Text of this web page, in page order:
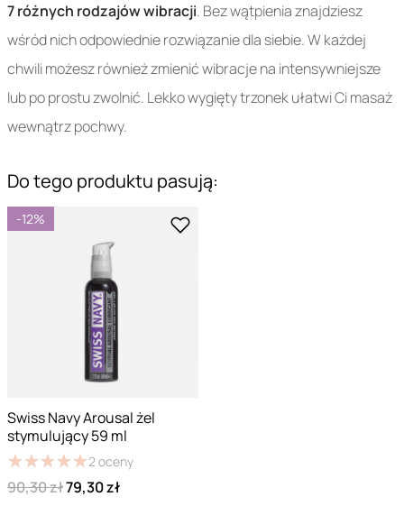
7 różnych rodzajów wibracji. Bez wątpienia znajdziesz
wśród nich odpowiednie rozwiązanie dla siebie. W każdej
chwili możesz również zmienić wibracje na intensywniejsze
lub po prostu zwolnić. Lekko wygięty trzonek ułatwi Ci masaż
wewnątrz pochwy.
Do tego produktu pasują:
-12%
Swiss Navy Arousal żel
stymulujący 59 ml
★★★★★
★★★★★2 oceny
90,30 zł79,30 zł